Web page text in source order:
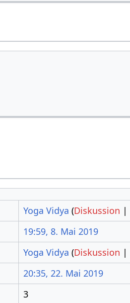
Yoga Vidya (Diskussion |
19:59, 8. Mai 2019
Yoga Vidya (Diskussion |
20:35, 22. Mai 2019
3